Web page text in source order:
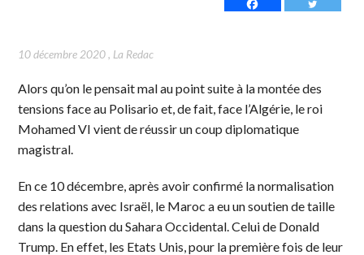
10 décembre 2020, La Redac
Alors qu’on le pensait mal au point suite à la montée des
tensions face au Polisario et, de fait, face l’Algérie, le roi
Mohamed VI vient de réussir un coup diplomatique
magistral.
En ce 10 décembre, après avoir confirmé la normalisation
des relations avec Israël, le Maroc a eu un soutien de taille
dans la question du Sahara Occidental. Celui de Donald
Trump. En effet, les Etats Unis, pour la première fois de leur